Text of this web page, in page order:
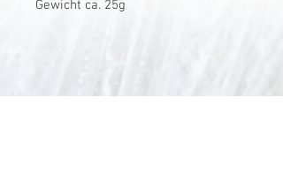
Gewicht ca. 25g